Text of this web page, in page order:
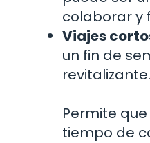
colaborar y
Viajes
un fin de
revitalizante.
Permite
tiempo de